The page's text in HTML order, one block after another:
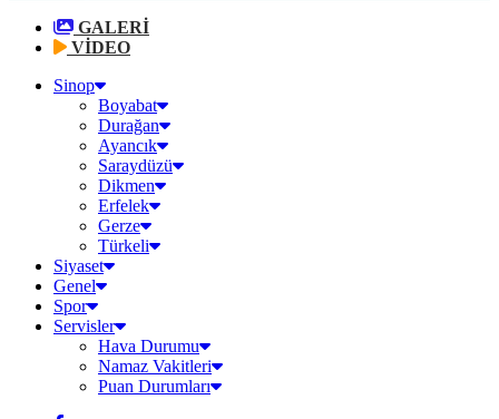
GALERİ
VİDEO
Sinop
Boyabat
Durağan
Ayancık
Saraydüzü
Dikmen
Erfelek
Gerze
Türkeli
Siyaset
Genel
Spor
Servisler
Hava Durumu
Namaz Vakitleri
Puan Durumları